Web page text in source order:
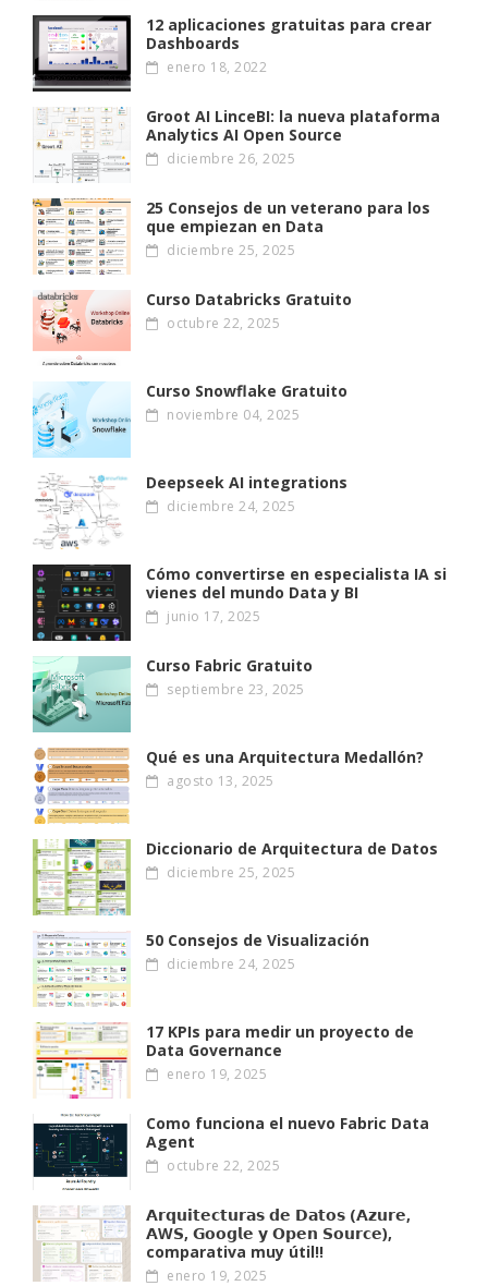
12 aplicaciones gratuitas para crear
Dashboards
enero 18, 2022
Groot AI LinceBI: la nueva plataforma
Analytics AI Open Source
diciembre 26, 2025
25 Consejos de un veterano para los
que empiezan en Data
diciembre 25, 2025
Curso Databricks Gratuito
octubre 22, 2025
Curso Snowflake Gratuito
noviembre 04, 2025
Deepseek AI integrations
diciembre 24, 2025
Cómo convertirse en especialista IA si
vienes del mundo Data y BI
junio 17, 2025
Curso Fabric Gratuito
septiembre 23, 2025
Qué es una Arquitectura Medallón?
agosto 13, 2025
Diccionario de Arquitectura de Datos
diciembre 25, 2025
50 Consejos de Visualización
diciembre 24, 2025
17 KPIs para medir un proyecto de
Data Governance
enero 19, 2025
Como funciona el nuevo Fabric Data
Agent
octubre 22, 2025
𝗔𝗿𝗾𝘂𝗶𝘁𝗲𝗰𝘁𝘂𝗿𝗮𝘀 𝗱𝗲 𝗗𝗮𝘁𝗼𝘀 (𝗔𝘇𝘂𝗿𝗲,
𝗔W𝗦, 𝗚𝗼𝗼𝗴𝗹𝗲 𝘆 𝗢𝗽𝗲𝗻 𝗦𝗼𝘂𝗿𝗰𝗲),
comparativa muy útil!!
enero 19, 2025